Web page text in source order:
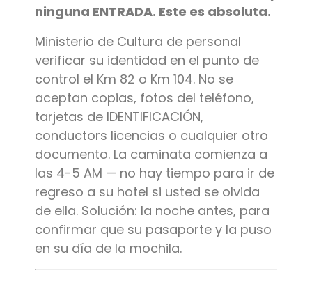
ninguna ENTRADA. Este es absoluta.
Ministerio de Cultura de personal
verificar su identidad en el punto de
control el Km 82 o Km 104. No se
aceptan copias, fotos del teléfono,
tarjetas de IDENTIFICACIÓN,
conductors licencias o cualquier otro
documento. La caminata comienza a
las 4-5 AM — no hay tiempo para ir de
regreso a su hotel si usted se olvida
de ella. Solución: la noche antes, para
confirmar que su pasaporte y la puso
en su día de la mochila.